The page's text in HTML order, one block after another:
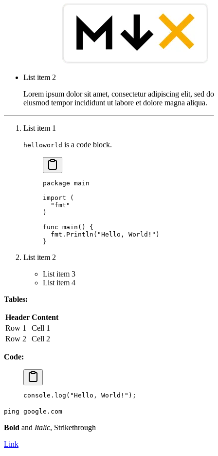
List item 2
Lorem ipsum dolor sit amet, consectetur adipiscing elit, sed do
eiusmod tempor incididunt ut labore et dolore magna aliqua.
List item 1
helloworld is a code block.
package main
import (
  "
fmt "
)
func main () {
  fmt.
Println ( "Hello, World!" )
}
List item 2
List item 3
List item 4
Tables:
Header Content
Row 1
Cell 1
Row 2
Cell 2
Code:
console. log ( "Hello, World!" );
ping google.com
Bold and Italic, Strikethrough
Link